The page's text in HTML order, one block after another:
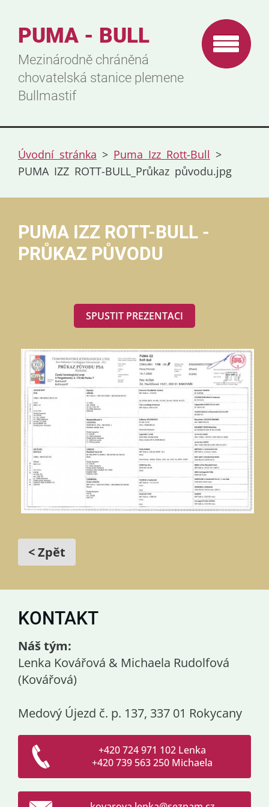
PUMA - BULL
Mezinárodně chráněná
chovatelská stanice plemene
Bullmastif
Úvodní stránka > Puma Izz Rott-Bull >
PUMA IZZ ROTT-BULL_Průkaz původu.jpg
PUMA IZZ ROTT-BULL -
PRŮKAZ PŮVODU
SPUSTIT PREZENTACI
< Zpět
KONTAKT
Náš tým:
Lenka Kovářová & Michaela Rudolfová
(Kovářová)
Medový Újezd č. p. 137, 337 01 Rokycany
+420 724 971 102 Lenka
+420 739 563 250 Michaela